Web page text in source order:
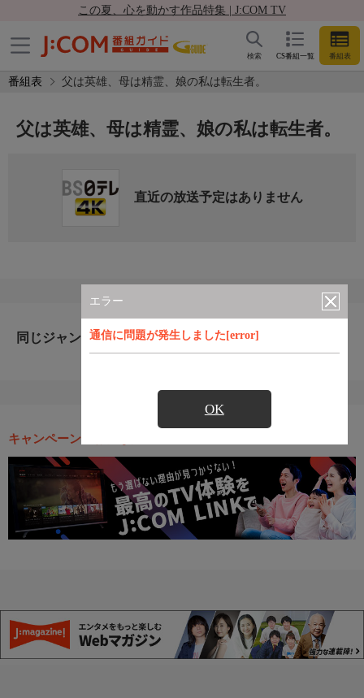
この夏、心を動かす作品特集 | J:COM TV
CS番組一覧 番組表
検索
番組表 父は英雄、母は精霊、娘の私は転生者。
エラー
通信に問題が発生しました[error]
OK
父は英雄、母は精霊、娘の私は転生者。
直近の放送予定はありません
同じジャンルのおすすめ番組
キャンペーン・お得な情報